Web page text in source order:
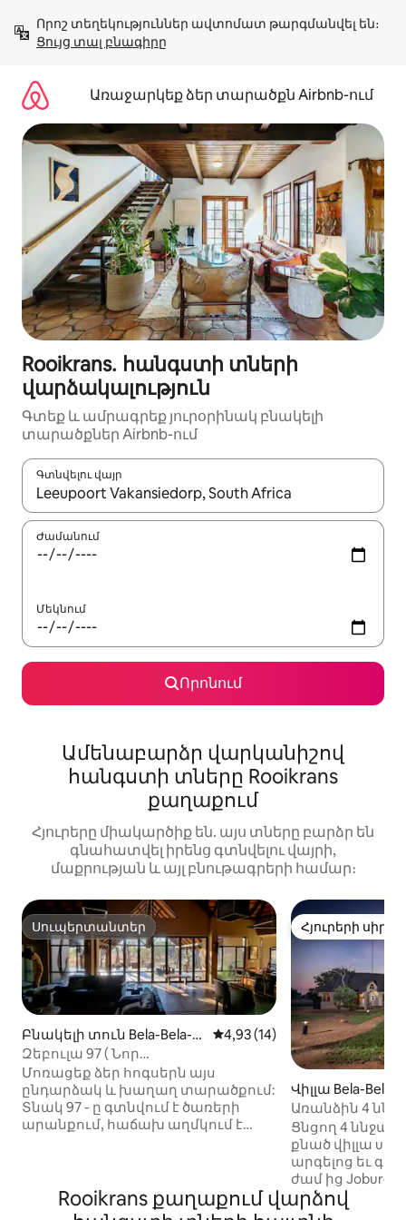
բովանդակությանը
Ցույց տալ բնագիրը
Առաջարկեք ձեր տարածքն Airbnb-ում
Rooikrans․ հանգստի տների
վարձակալություն
Գտեք և ամրագրեք յուրօրինակ բնակելի
տարածքներ Airbnb-ում
Գտնվելու վայր
Երբ արդյունքները հասանելի լինեն, սլաքների
Ժամանում
Մեկնում
Որոնում
Ամենաբարձր վարկանիշով
հանգստի տները Rooikrans
քաղաքում
Հյուրերը միակարծիք են. այս տները բարձր են
գնահատվել իրենց գտնվելու վայրի,
մաքրության և այլ բնութագրերի համար։
Սուպերտանտեր
Սուպերտանտեր
Բնակելի տուն Bela-Bela-ո
ւմ
Միջին վարկանիշը՝ 5-ից
4,93 (14)
Զեբուլա 97 ( Նոր
հայտարարություն)
Մոռացեք ձեր հոգսերն այս
ընդարձակ և խաղաղ տարածքում:
Տնակ 97 - ը գտնվում է ծառերի
արանքում, հաճախ աղմկում է
սեփականությունն իդեալական է
այն ընտանիքների, զույգերի կամ
Հյուրերի
Հյուրերի
Վիլլա Bela-Bela-
Առանձին 4
ննջասենյակով
Ցնցող 4
քնած վիլլա
արգելոց եւ
ժամ ից Joburg.
կահավորված
Rooikrans քաղաքում վարձով